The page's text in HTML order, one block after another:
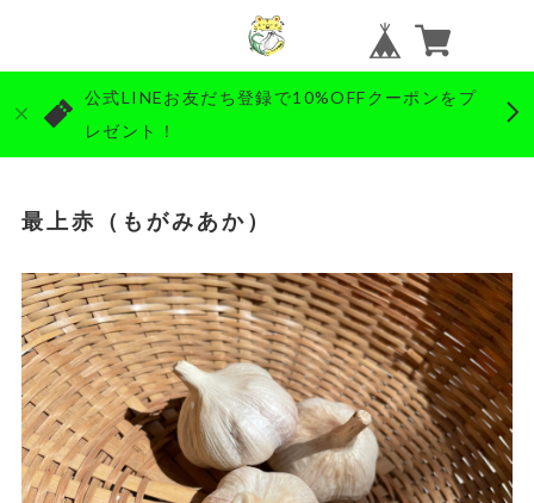
公式LINEお友だち登録で10%OFFクーポンをプ
レゼント！
最上赤（もがみあか）